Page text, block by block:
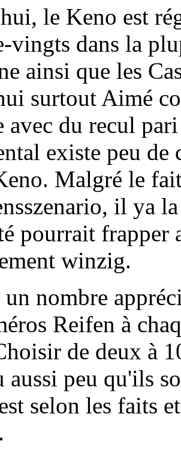
le Keno est
vingts dans la
ainsi que les
surtout Aimé
avec du recul
existe peu de
Malgré le
il ya
pourrait frapper
winzig.
un nombre
Reifen à
de deux à
aussi peu qu'ils
selon les faits